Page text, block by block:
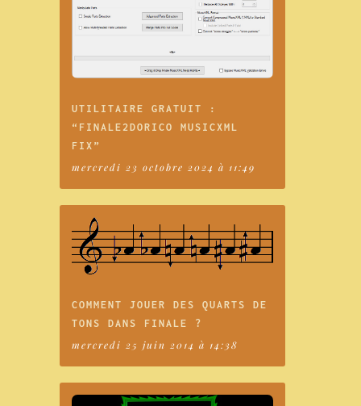
UTILITAIRE GRATUIT :
“FINALE2DORICO MUSICXML
FIX”
mercredi 23 octobre 2024 à 11:49
COMMENT JOUER DES QUARTS DE
TONS DANS FINALE ?
mercredi 25 juin 2014 à 14:38